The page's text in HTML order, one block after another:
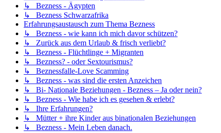
↳ Bezness - Ägypten
↳ Bezness Schwarzafrika
Erfahrungsaustausch zum Thema Bezness
↳ Bezness - wie kann ich mich davor schützen?
↳ Zurück aus dem Urlaub & frisch verliebt?
↳ Bezness - Flüchtlinge + Migranten
↳ Bezness? - oder Sextourismus?
↳ Beznessfalle-Love Scamming
↳ Bezness - was sind die ersten Anzeichen
↳ Bi- Nationale Beziehungen - Bezness – Ja oder nein?
↳ Bezness - Wie habe ich es gesehen & erlebt?
↳ Ihre Erfahrungen?
↳ Mütter + ihre Kinder aus binationalen Beziehungen
↳ Bezness - Mein Leben danach.